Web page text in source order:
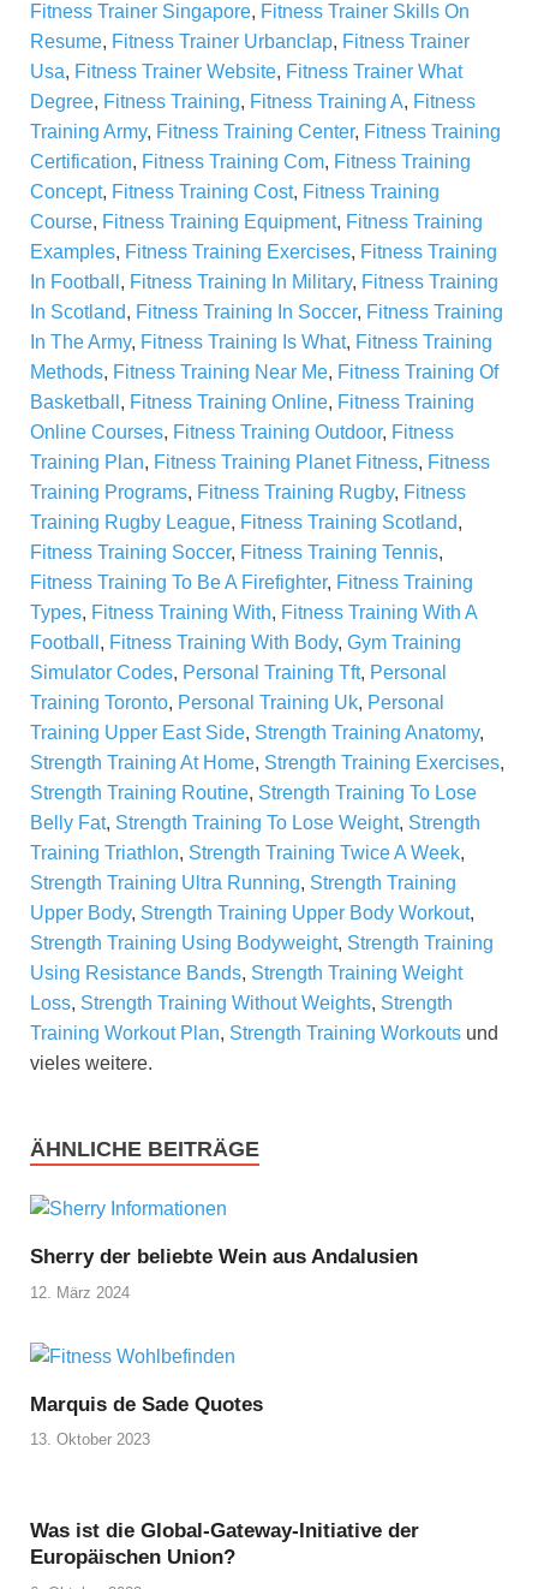
Fitness Trainer Singapore, Fitness Trainer Skills On
Resume, Fitness Trainer Urbanclap, Fitness Trainer
Usa, Fitness Trainer Website, Fitness Trainer What
Degree, Fitness Training, Fitness Training A, Fitness
Training Army, Fitness Training Center, Fitness Training
Certification, Fitness Training Com, Fitness Training
Concept, Fitness Training Cost, Fitness Training
Course, Fitness Training Equipment, Fitness Training
Examples, Fitness Training Exercises, Fitness Training
In Football , Fitness Training In Military, Fitness Training
In Scotland, Fitness Training In Soccer, Fitness Training
In The Army, Fitness Training Is What, Fitness Training
Methods, Fitness Training Near Me, Fitness Training Of
Basketball , Fitness Training Online, Fitness Training
Online Courses, Fitness Training Outdoor, Fitness
Training Plan, Fitness Training Planet Fitness, Fitness
Training Programs, Fitness Training Rugby, Fitness
Training Rugby League, Fitness Training Scotland,
Fitness Training Soccer, Fitness Training Tennis,
Fitness Training To Be A Firefighter, Fitness Training
Types, Fitness Training With, Fitness Training With A
Football , Fitness Training With Body, Gym Training
Simulator Codes, Personal Training Tft, Personal
Training Toronto, Personal Training Uk, Personal
Training Upper East Side, Strength Training Anatomy,
Strength Training At Home, Strength Training Exercises,
Strength Training Routine, Strength Training To Lose
Belly Fat, Strength Training To Lose Weight, Strength
Training Triathlon, Strength Training Twice A Week,
Strength Training Ultra Running, Strength Training
Upper Body, Strength Training Upper Body Workout,
Strength Training Using Bodyweight, Strength Training
Using Resistance Bands, Strength Training Weight
Loss, Strength Training Without Weights, Strength
Training Workout Plan, Strength Training Workouts und
vieles weitere.
ÄHNLICHE BEITRÄGE
Sherry der beliebte Wein aus Andalusien
12. März 2024
Marquis de Sade Quotes
13. Oktober 2023
Was ist die Global-Gateway-Initiative der
Europäischen Union?